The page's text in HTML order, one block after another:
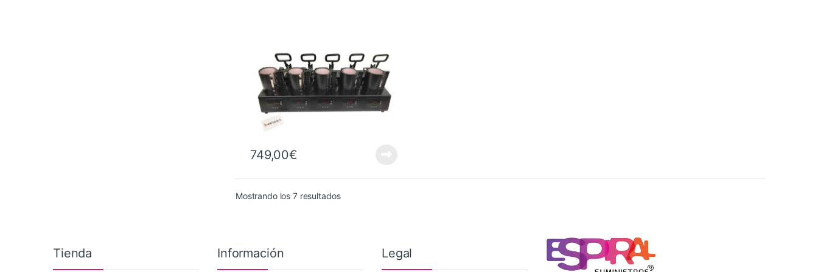
749,00€
Mostrando los 7 resultadosOrdenado por precio: bajo a alto
Tienda Información Legal